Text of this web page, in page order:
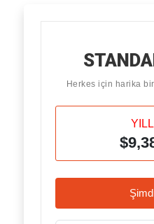
Herkes için harika